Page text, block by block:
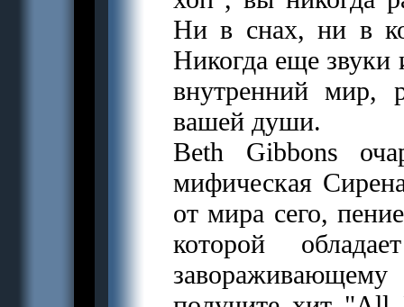
Hи в снах, ни в
Hикогда еще звуки
внутренний мир,
вашей души.
Beth Gibbons
мифическая
от мира сего,
которой